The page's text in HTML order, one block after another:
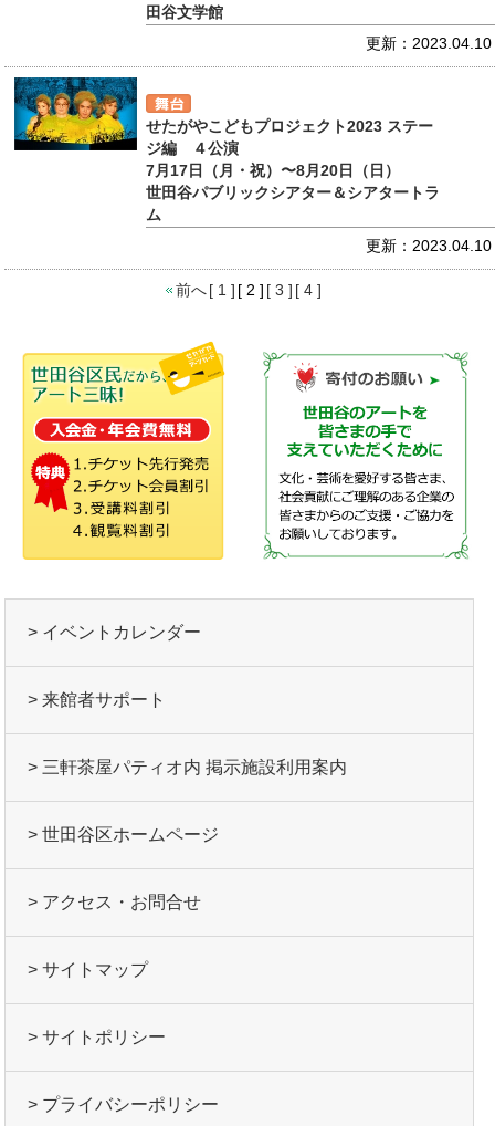
田谷文学館
更新：2023.04.10
せたがやこどもプロジェクト2023 ステー
ジ編 ４公演
7月17日（月・祝）〜8月20日（日）
世田谷パブリックシアター＆シアタートラ
ム
更新：2023.04.10
前へ [ 1 ] [ 2 ] [ 3 ] [ 4 ]
> イベントカレンダー
> 来館者サポート
> 三軒茶屋パティオ内 掲示施設利用案内
> 世田谷区ホームページ
> アクセス・お問合せ
> サイトマップ
> サイトポリシー
> プライバシーポリシー